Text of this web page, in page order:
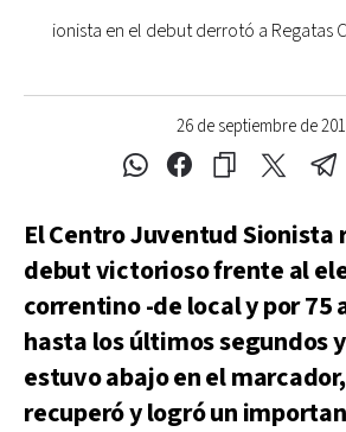
26 de septiembre de
ionista en el debut derrotó a Regatas
El Centro Juventud Sionista
debut victorioso frente al
correntino -de local y por 75
hasta los últimos segundos
estuvo abajo en el
recuperó y logró un